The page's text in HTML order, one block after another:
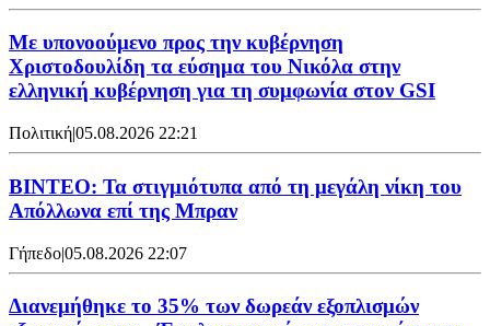
Με υπονοούμενο προς την κυβέρνηση
Χριστοδουλίδη τα εύσημα του Νικόλα στην
ελληνική κυβέρνηση για τη συμφωνία στον GSI
Πολιτική|05.08.2026 22:21
ΒΙΝΤΕΟ: Τα στιγμιότυπα από τη μεγάλη νίκη του
Απόλλωνα επί της Μπραν
Γήπεδο|05.08.2026 22:07
Διανεμήθηκε το 35% των δωρεάν εξοπλισμών